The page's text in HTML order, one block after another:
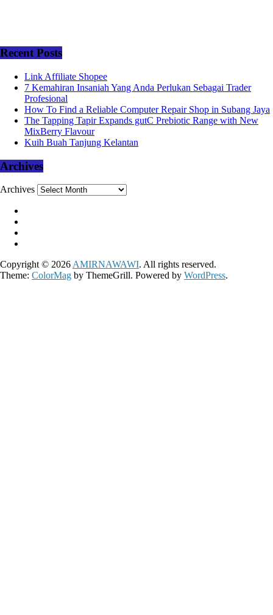
Recent Posts
Link Affiliate Shopee
7 Kemahiran Insaniah Yang Anda Perlukan Sebagai Trader
Profesional
How To Find a Reliable Computer Repair Shop in Subang Jaya
The Tapping Tapir Expands gutC Prebiotic Range with New
MixBerry Flavour
Kuih Buah Tanjung Kelantan
Archives
Archives
Copyright © 2026 AMIRNAWAWI. All rights reserved.
Theme: ColorMag by ThemeGrill. Powered by WordPress.